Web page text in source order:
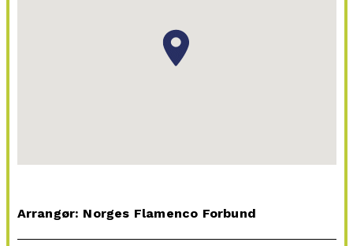
Arrangør: Norges Flamenco Forbund